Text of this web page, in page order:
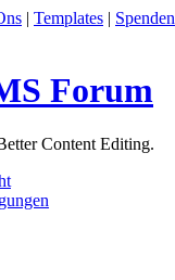
| Templates | Spenden
Forum
Content Editing.